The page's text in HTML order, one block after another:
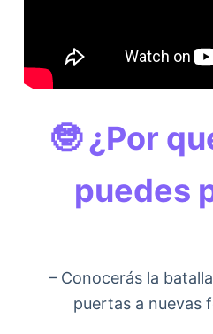
🤓 ¿Por
puedes
– Conocerás la
puertas a nuevas